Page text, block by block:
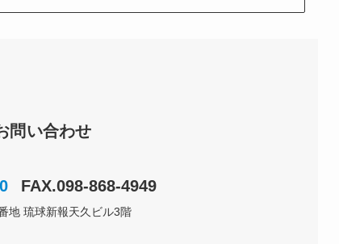
問い合わせ
FAX.098-868-4949
地 琉球新報天久ビル3階